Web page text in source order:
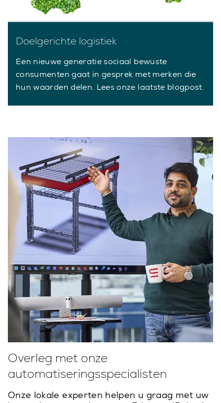
Doelgerichte logistiek
Een nieuwe generatie sociaal bewuste
consumenten gaat in gesprek met merken die
hun waarden delen. Lees onze laatste blogpost.
Overleg met onze
automatiseringsspecialisten
Onze lokale experten helpen u graag met uw